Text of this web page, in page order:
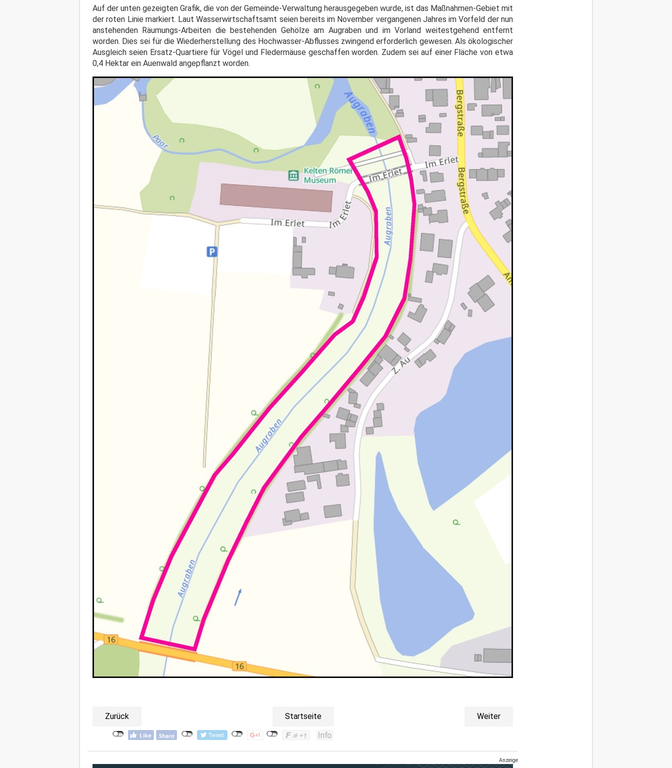
Auf der unten gezeigten Grafik, die von der Gemeinde-Verwaltung herausgegeben wurde, ist das Maßnahmen-Gebiet mit
der roten Linie markiert. Laut Wasserwirtschaftsamt seien bereits im November vergangenen Jahres im Vorfeld der nun
anstehenden Räumungs-Arbeiten die bestehenden Gehölze am Augraben und im Vorland weitestgehend entfernt
worden. Dies sei für die Wiederherstellung des Hochwasser-Abflusses zwingend erforderlich gewesen. Als ökologischer
Ausgleich seien Ersatz-Quartiere für Vögel und Fledermäuse geschaffen worden. Zudem sei auf einer Fläche von etwa
0,4 Hektar ein Auenwald angepflanzt worden.
Zurück Startseite Weiter
Anzeige